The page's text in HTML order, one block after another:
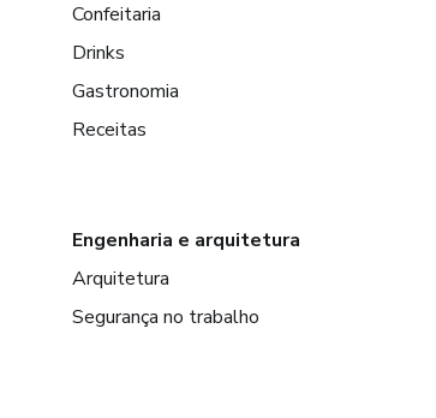
Confeitaria
Drinks
Gastronomia
Receitas
Engenharia e arquitetura
Arquitetura
Segurança no trabalho